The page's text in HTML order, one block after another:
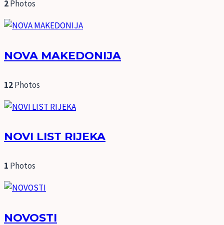
2Photos
NOVA MAKEDONIJA
12Photos
NOVI LIST RIJEKA
1 Photos
NOVOSTI